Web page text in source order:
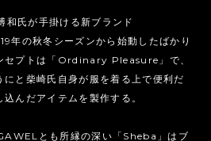
和氏が手掛ける新ブランド
年の秋冬シーズンから始動したばかり
セプトは「Ordinary Pleasure」で、
にと柴崎氏自身が服を着る上で便利だ
んだアイテムを製作する。
とも所縁の深い「Sheba」はブ